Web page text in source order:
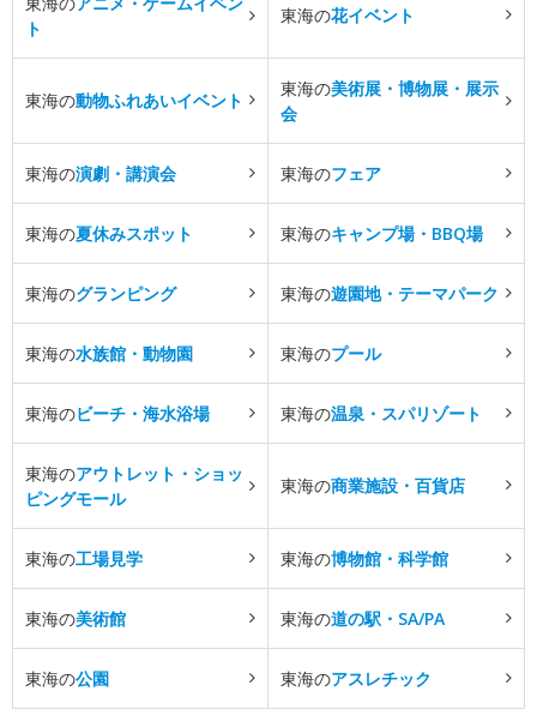
ト
東海の花イベント
東海の動物ふれあいイベント
東海の美術展・博物展・展示
会
東海の演劇・講演会 東海のフェア
東海の夏休みスポット 東海のキャンプ場・BBQ場
東海のグランピング 東海の遊園地・テーマパーク
東海の水族館・動物園 東海のプール
東海のビーチ・海水浴場 東海の温泉・スパリゾート
東海のアウトレット・ショッ
ピングモール
東海の商業施設・百貨店
東海の工場見学 東海の博物館・科学館
東海の美術館 東海の道の駅・SA/PA
東海の公園 東海のアスレチック